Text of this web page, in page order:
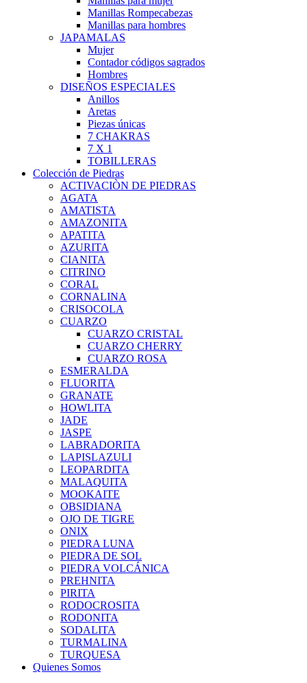
Manillas Rompecabezas
Manillas para hombres
JAPAMALAS
Mujer
Contador códigos sagrados
Hombres
DISEÑOS ESPECIALES
Anillos
Aretas
Piezas únicas
7 CHAKRAS
7 X 1
TOBILLERAS
Colección de Piedras
ACTIVACIÒN DE PIEDRAS
AGATA
AMATISTA
AMAZONITA
APATITA
AZURITA
CIANITA
CITRINO
CORAL
CORNALINA
CRISOCOLA
CUARZO
CUARZO CRISTAL
CUARZO CHERRY
CUARZO ROSA
ESMERALDA
FLUORITA
GRANATE
HOWLITA
JADE
JASPE
LABRADORITA
LAPISLAZULI
LEOPARDITA
MALAQUITA
MOOKAITE
OBSIDIANA
OJO DE TIGRE
ONIX
PIEDRA LUNA
PIEDRA DE SOL
PIEDRA VOLCÁNICA
PREHNITA
PIRITA
RODOCROSITA
RODONITA
SODALITA
TURMALINA
TURQUESA
Quienes Somos